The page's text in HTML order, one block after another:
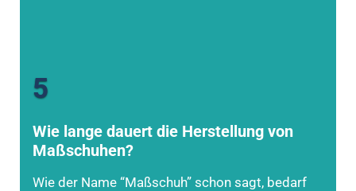
5
Wie lange dauert die Herstellung von
Maßschuhen?
Wie der Name “Maßschuh” schon sagt, bedarf